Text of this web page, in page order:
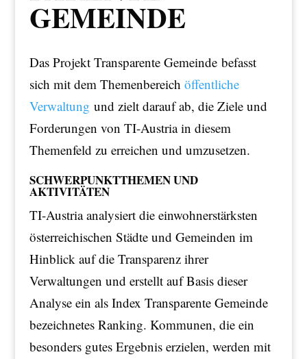
GEMEINDE
Das Projekt Transparente Gemeinde befasst
sich mit dem Themenbereich öffentliche
Verwaltung und zielt darauf ab, die Ziele und
Forderungen von TI-Austria in diesem
Themenfeld zu erreichen und umzusetzen.
SCHWERPUNKTTHEMEN UND
AKTIVITÄTEN
TI-Austria analysiert die einwohnerstärksten
österreichischen Städte und Gemeinden im
Hinblick auf die Transparenz ihrer
Verwaltungen und erstellt auf Basis dieser
Analyse ein als Index Transparente Gemeinde
bezeichnetes Ranking. Kommunen, die ein
besonders gutes Ergebnis erzielen, werden mit